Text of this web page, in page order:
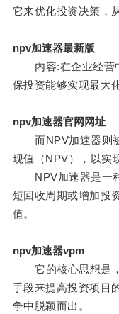
它来优化投资决策，
npv加速器最新版
内容:在企业经营中
保投资能够实现最大
npv加速器官网网址
而NPV加速器则被
现值（NPV），以实
NPV加速器是一种
短回收周期或增加投
值。
npv加速器vpm
它的核心思想是，
手段来提高投资项目
争中脱颖而出。